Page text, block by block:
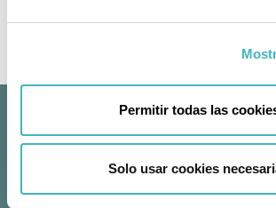
Permitir todas las
Solo usar cookies
Hospital Vithas Málaga
Avda. del Pintor Joaquín Sorolla, 2,